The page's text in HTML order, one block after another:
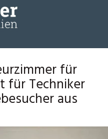
für
für Techniker
aus